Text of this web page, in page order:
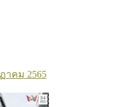
าคม 2565